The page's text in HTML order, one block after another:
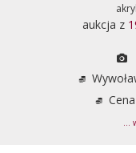
aukcja z
...